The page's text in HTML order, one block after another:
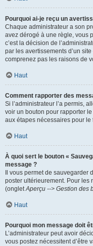
Pourquoi ai-je reçu un
Chaque administrateur a son
avez dérogé à une règle, vous
c’est la décision de
par les avertissements d’un
comprenez pas les raisons de
Haut
Comment rapporter des
Si l’administrateur l’a permis,
voir un bouton pour rapporter
aux étapes nécessaires pour le
Haut
À quoi sert le bouton «
message ?
Il vous permet de sauvegarder
poster ultérieurement. Pour les
(onglet Aperçu --> Gestion des
Haut
Pourquoi mon message doit
L’administrateur peut avoir
vous postez nécessitent d’être